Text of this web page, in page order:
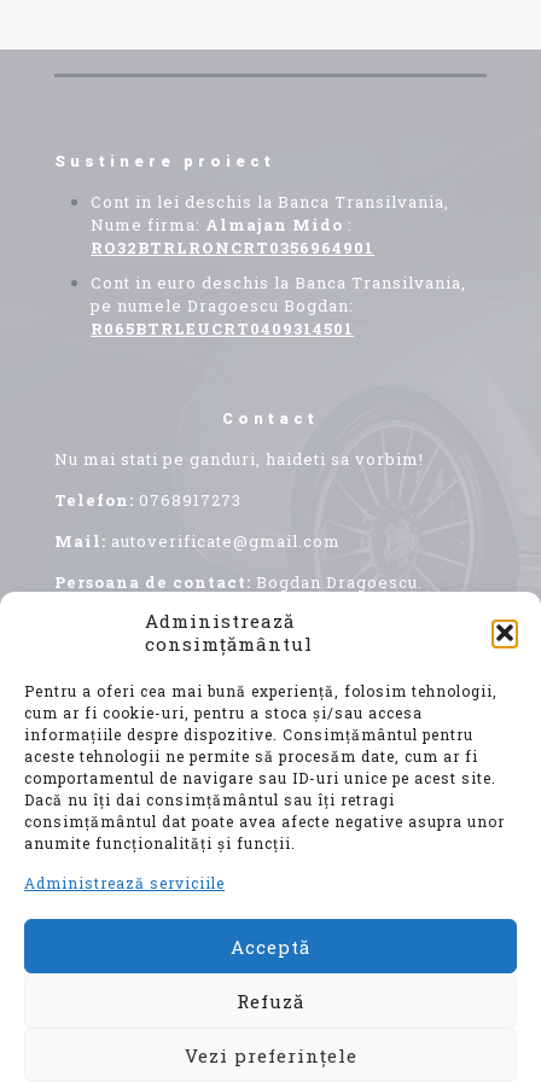
Administrează
consimțământul
Pentru a oferi cea mai bună experiență, folosim tehnologii,
cum ar fi cookie-uri, pentru a stoca și/sau accesa
informațiile despre dispozitive. Consimțământul pentru
aceste tehnologii ne permite să procesăm date, cum ar fi
comportamentul de navigare sau ID-uri unice pe acest site.
Dacă nu îți dai consimțământul sau îți retragi
consimțământul dat poate avea afecte negative asupra unor
anumite funcționalități și funcții.
Administrează serviciile
Acceptă
Refuză
Vezi preferințele
pot
fi
produsului.
Sustinere proiect
Cont in lei deschis la Banca Transilvania,
Nume firma: Almajan Mido :
RO32BTRLRONCRT0356964901
Cont in euro deschis la Banca Transilvania,
pe numele Dragoescu Bogdan:
R065BTRLEUCRT0409314501
Contact
Nu mai stati pe ganduri, haideti sa vorbim!
Telefon: 0768917273
Mail: autoverificate@gmail.com
Persoana de contact: Bogdan Dragoescu.
Achiziționarea unui autoturism second hand, este
o decizie importantă, care implică nu doar o
investiție financiară considerabilă, ci și o
alegere ce vă va influența confortul, siguranța și
mobilitatea pentru ani de zile.
© Auto Verificate, Toate drepturile